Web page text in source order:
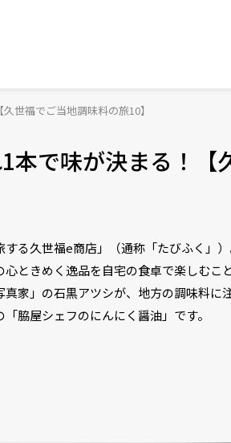
世福でご当地調味料の旅10】
本で味が決まる！【
る久世福e商店」（通称「たびふく」
ときめく逸品を自宅の食卓で楽しむこ
家」の石黒アツシが、地方の調味料に
脇屋シェフのにんにく醤油」です。